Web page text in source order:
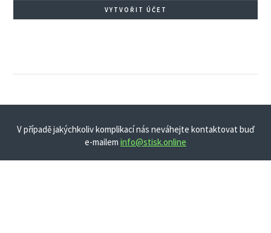
VYTVOŘIT ÚČET
V případě jakýchkoliv komplikací nás neváhejte kontaktovat buď
e-mailem info@stisk.online